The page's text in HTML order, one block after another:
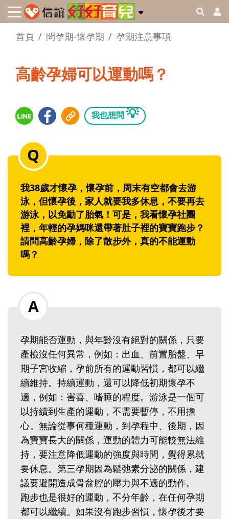
首頁 問孕期-懷孕期 孕期注意事項
高齡孕婦可以運動嗎？
我也想問 💡
我38歲才懷孕，懷孕前，周末有空都會去游
泳，但懷孕後，家人就要我多休息，不要再去
游泳，以免動了胎氣！可是，我看懷孕社團
裡，年輕的孕媽咪還帶著肚子裡的寶寶跑步？
請問高齡孕婦，除了散步外，真的不能運動
嗎？
孕期能否運動，與年齡沒有絕對的關係，只要
產檢沒任何異常，例如：出血、前置胎盤、早
期子宮收縮，孕前所有的運動習慣，都可以繼
續維持。持續運動，還可以降低初期懷孕不
適，例如：害喜、嗜睡的程度。游泳是一個可
以持續到生產的運動，不需要暫停，不用擔
心。無論從事何種運動，到孕程中、後期，因
為寶寶長大的關係，運動的體力可能較無法維
持，要注意降低運動的強度與時間，覺得累就
要休息。第三孕期因為鬆弛素分泌的關係，建
議要避開造成骨盆腔的壓力與不適的動作。
跑步也是很好的運動，不分年齡，在任何孕期
都可以繼續。如果沒有跑步習慣，懷孕後才要